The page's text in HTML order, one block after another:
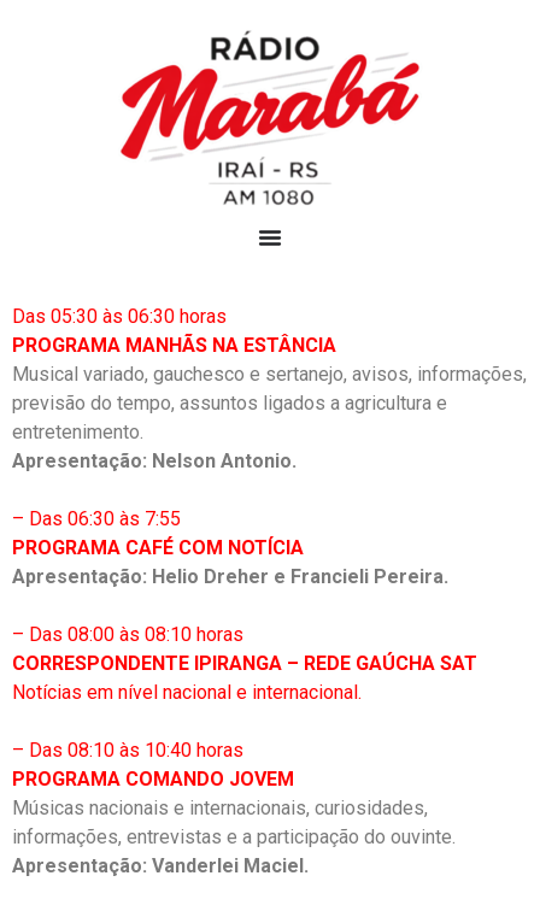
Das 05:30 às 06:30 horas
PROGRAMA MANHÃS NA ESTÂNCIA
Musical variado, gauchesco e sertanejo, avisos, informações,
previsão do tempo, assuntos ligados a agricultura e
entretenimento.
Apresentação: Nelson Antonio.
– Das 06:30 às 7:55
PROGRAMA CAFÉ COM NOTÍCIA
Apresentação: Helio Dreher e Francieli Pereira.
– Das 08:00 às 08:10 horas
CORRESPONDENTE IPIRANGA – REDE GAÚCHA SAT
Notícias em nível nacional e internacional.
– Das 08:10 às 10:40 horas
PROGRAMA COMANDO JOVEM
Músicas nacionais e internacionais, curiosidades,
informações, entrevistas e a participação do ouvinte.
Apresentação: Vanderlei Maciel.